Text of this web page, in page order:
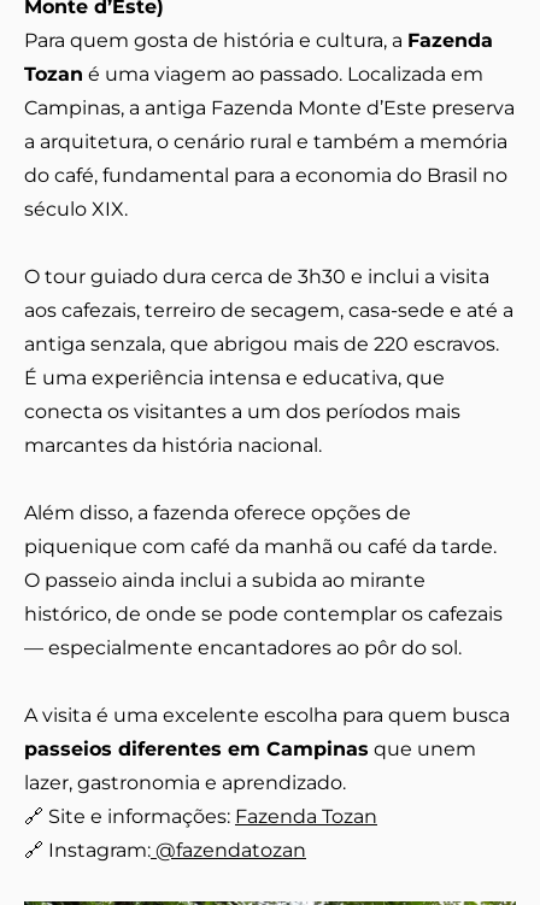
Monte d’Este)
Para quem gosta de história e cultura, a Fazenda
Tozan é uma viagem ao passado. Localizada em
Campinas, a antiga Fazenda Monte d’Este preserva
a arquitetura, o cenário rural e também a memória
do café, fundamental para a economia do Brasil no
século XIX.
O tour guiado dura cerca de 3h30 e inclui a visita
aos cafezais, terreiro de secagem, casa-sede e até a
antiga senzala, que abrigou mais de 220 escravos.
É uma experiência intensa e educativa, que
conecta os visitantes a um dos períodos mais
marcantes da história nacional.
Além disso, a fazenda oferece opções de
piquenique com café da manhã ou café da tarde.
O passeio ainda inclui a subida ao mirante
histórico, de onde se pode contemplar os cafezais
— especialmente encantadores ao pôr do sol.
A visita é uma excelente escolha para quem busca
passeios diferentes em Campinas que unem
lazer, gastronomia e aprendizado.
🔗 Site e informações: Fazenda Tozan
🔗 Instagram: @fazendatozan